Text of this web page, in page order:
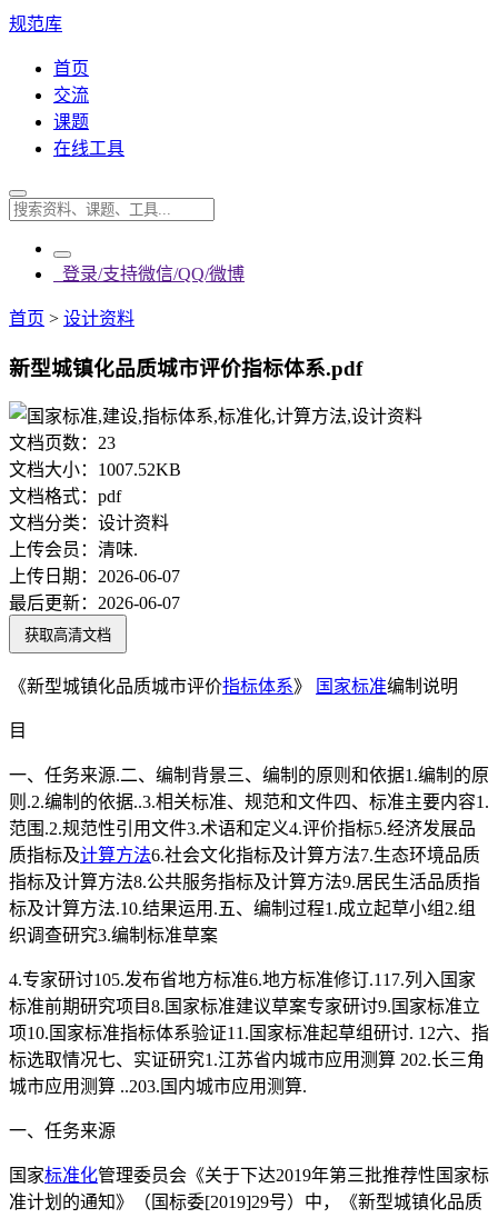
规范库
首页
交流
课题
在线工具
登录/支持微信/QQ/微博
首页 > 设计资料
新型城镇化品质城市评价指标体系.pdf
文档页数： 23
文档大小： 1007.52KB
文档格式： pdf
文档分类： 设计资料
上传会员： 清味.
上传日期： 2026-06-07
最后更新： 2026-06-07
获取高清文档
《新型城镇化品质城市评价指标体系》 国家标准编制说明
目
一、任务来源.二、编制背景三、编制的原则和依据1.编制的原
则.2.编制的依据..3.相关标准、规范和文件四、标准主要内容1.
范围.2.规范性引用文件3.术语和定义4.评价指标5.经济发展品
质指标及计算方法6.社会文化指标及计算方法7.生态环境品质
指标及计算方法8.公共服务指标及计算方法9.居民生活品质指
标及计算方法.10.结果运用.五、编制过程1.成立起草小组2.组
织调查研究3.编制标准草案
4.专家研讨105.发布省地方标准6.地方标准修订.117.列入国家
标准前期研究项目8.国家标准建议草案专家研讨9.国家标准立
项10.国家标准指标体系验证11.国家标准起草组研讨. 12六、指
标选取情况七、实证研究1.江苏省内城市应用测算 202.长三角
城市应用测算 ..203.国内城市应用测算.
一、任务来源
国家标准化管理委员会《关于下达2019年第三批推荐性国家标
准计划的通知》（国标委[2019]29号）中，《新型城镇化品质